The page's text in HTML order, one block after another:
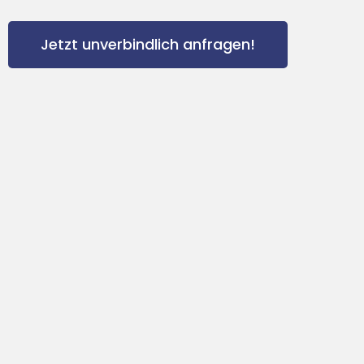
Jetzt unverbindlich anfragen!